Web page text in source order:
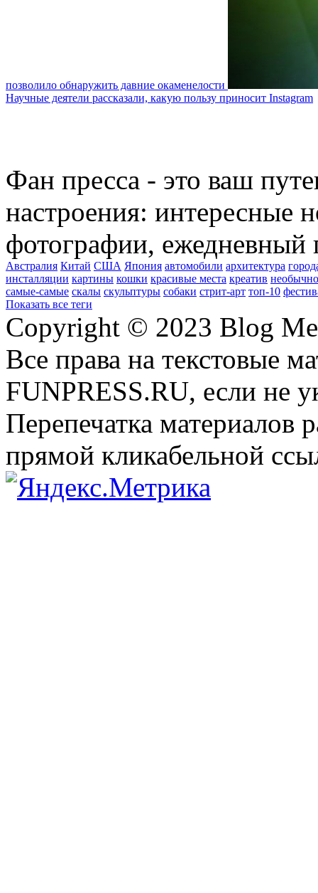
позволило обнаружить давние окаменелости
Научные деятели рассказали, какую пользу приносит Instagram
Фан пресса - это ваш
настроения: интересные
фотографии, ежедневный
Австралия Китай США Япония автомобили архитектура
инсталляции картины кошки красивые места креатив
самые-самые скалы скульптуры собаки стрит-арт топ-10
Показать все теги
Copyright © 2023 Blog
Все права на текстовые
FUNPRESS.RU, если не
Перепечатка материалов
прямой кликабельной